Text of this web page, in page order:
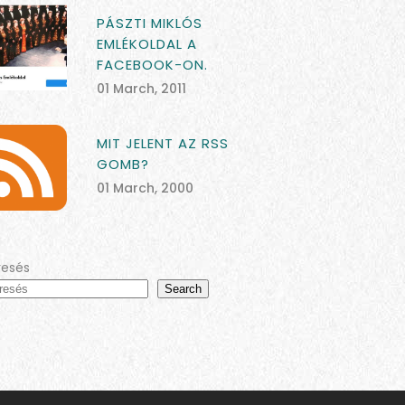
PÁSZTI MIKLÓS
EMLÉKOLDAL A
FACEBOOK-ON.
01 March, 2011
MIT JELENT AZ RSS
GOMB?
01 March, 2000
Search